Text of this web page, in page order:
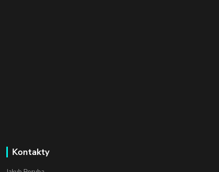
Kontakty